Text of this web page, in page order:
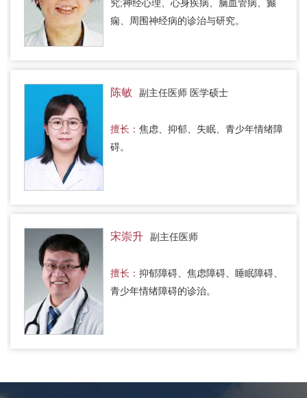
究;神经心理、心身疾病、脑血管病、癫
痫、周围神经病的诊治与研究。
陈敏 副主任医师 医学硕士
擅长： 焦虑、抑郁、失眠、青少年情绪障
碍。
宋崇升 副主任医师
擅长： 抑郁障碍、焦虑障碍、睡眠障碍、
青少年情绪障碍的诊治。